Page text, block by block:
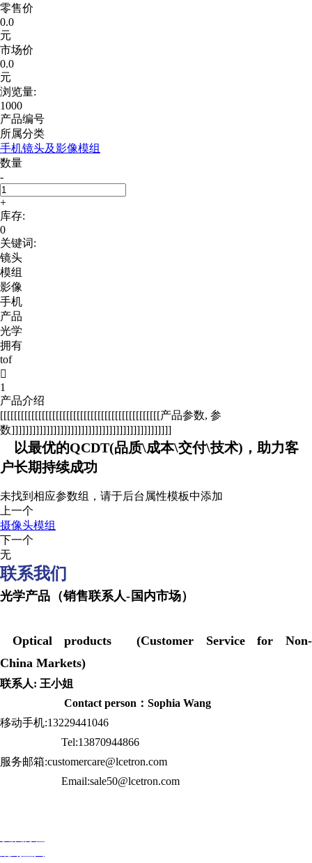
零售价
0.0
元
市场价
0.0
元
浏览量:
1000
产品编号
所属分类
手机镜头及影像模组
数量
-
+
库存:
0
关键词:
镜头
模组
影像
手机
产品
光学
拥有
tof

1
产品介绍
[[[[[[[[[[[[[[[[[[[[[[[[[[[[[[[[[[[[[[[[[[[[[[产品参数, 参
数]]]]]]]]]]]]]]]]]]]]]]]]]]]]]]]]]]]]]]]]]]]]]]
以最优的QCDT(品质\成本\交付\技术)，助力客
户长期持续成功
未找到相应参数组，请于后台属性模板中添加
上一个
摄像头模组
下一个
无
联系我们
光学产品（销售联系人-国内市场）
Optical products (Customer Service for Non-
China Markets)
联系人: 王小姐
Contact person：Sophia Wang
移动手机:13229441046
Tel:13870944866
服务邮箱:customercare@lcetron.com
Email:sale50@lcetron.com